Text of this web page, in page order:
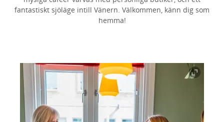
fantastiskt sjöläge intill Vänern. Välkommen, känn dig som
hemma!